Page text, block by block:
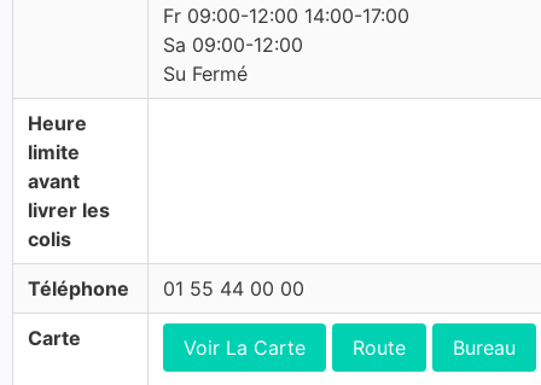
Fr 09:00-12:00 14:00-17:00
Sa 09:00-12:00
Su Fermé
Heure
limite
avant
livrer les
colis
Téléphone 01 55 44 00 00
Carte Voir La Carte Route Bureau